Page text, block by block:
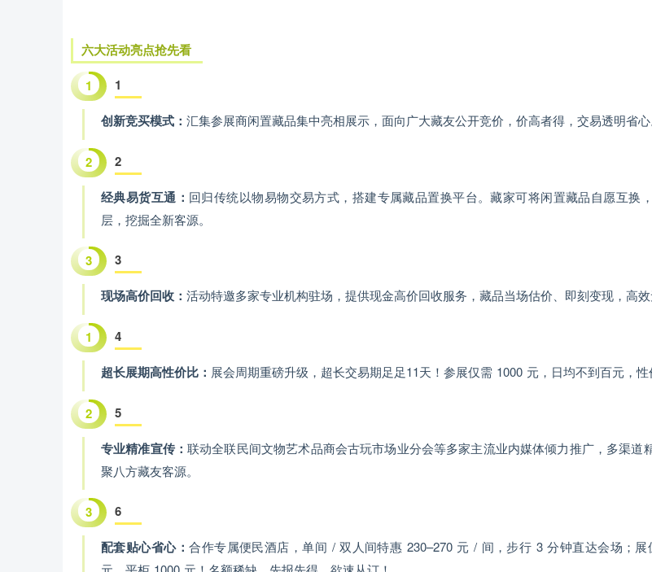
六大活动亮点抢先看
1
1
创新竞买模式 ： 汇集参展商闲置藏品集中亮相展示，面向广大藏友公开竞价，价高者得，交易透明省心
2
2
经典易货互通 ： 回归传统以物易物交易方式，搭建专属藏品置换平台。藏家可将闲置藏品自愿互换
层，挖掘全新客源。
3
3
现场高价回收： 活动特邀多家专业机构驻场，提供现金高价回收服务，藏品当场估价、即刻变现，高效
1
4
超长展期高性价比： 展会周期重磅升级，超长交易期足足11天！参展仅需 1000 元，日均不到百元，性
2
5
专业精准宣传：联动全联民间文物艺术品商会古玩市场业分会等多家主流业内媒体倾力推广，多渠道
聚八方藏友客源。
3
6
配套贴心省心：合作专属便民酒店，单间 / 双人间特惠 230–270 元 / 间，步行 3 分钟直达会场；